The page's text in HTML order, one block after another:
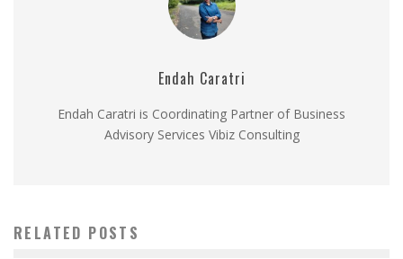
Endah Caratri
Endah Caratri is Coordinating Partner of Business
Advisory Services Vibiz Consulting
RELATED POSTS